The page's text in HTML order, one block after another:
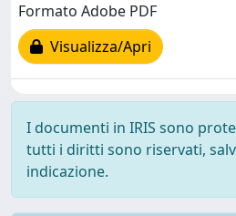
Formato Adobe PDF
Visualizza/Apri
I documenti in IRIS sono
tutti i diritti sono riservati,
indicazione.